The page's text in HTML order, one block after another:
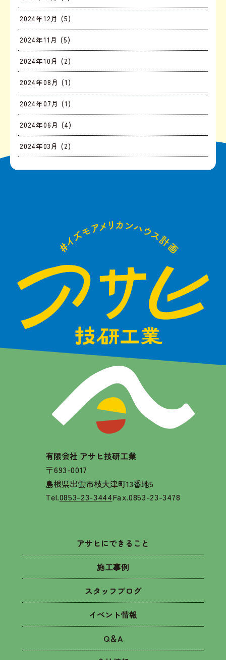
2024年12月 (5)
2024年11月 (5)
2024年10月 (2)
2024年08月 (1)
2024年07月 (1)
2024年06月 (4)
2024年03月 (2)
有限会社 アサヒ技研工業
〒693-0017
島根県出雲市枝大津町13番地5
Tel.0853-23-3444Fax.0853-23-3478
アサヒにできること
施工事例
スタッフブログ
イベント情報
Q＆A